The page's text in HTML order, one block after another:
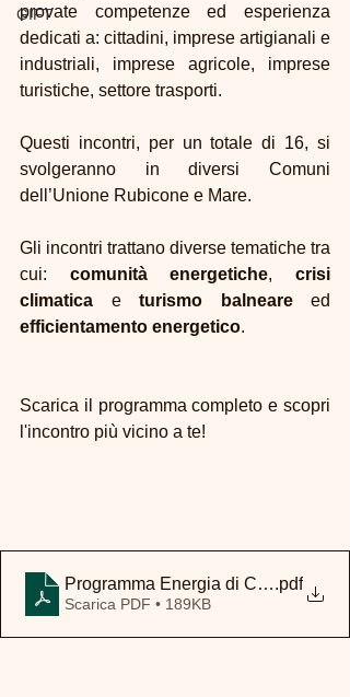
GIFT
provate competenze ed esperienza
dedicati a: cittadini, imprese artigianali e
industriali, imprese agricole, imprese
turistiche, settore trasporti.
Questi incontri, per un totale di 16, si
svolgeranno in diversi Comuni
dell’Unione Rubicone e Mare.
Gli incontri trattano diverse tematiche tra
cui: comunità energetiche, crisi
climatica e turismo balneare
efficientamento energetico.
Scarica il programma completo e scopri
l'incontro più vicino a te!
Programma Energia di .pdf
Scarica PDF • 189KB